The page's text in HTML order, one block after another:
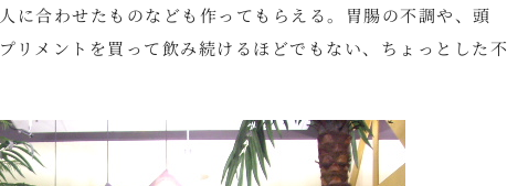
に合わせたものなども作ってもらえる。胃腸の不調や、頭
リメントを買って飲み続けるほどでもない、ちょっとした不